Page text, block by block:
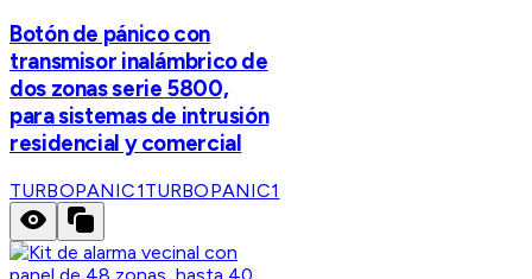
Botón de pánico con
transmisor inalámbrico de
dos zonas serie 5800,
para sistemas de intrusión
residencial y comercial
TURBOPANIC1TURBOPANIC1